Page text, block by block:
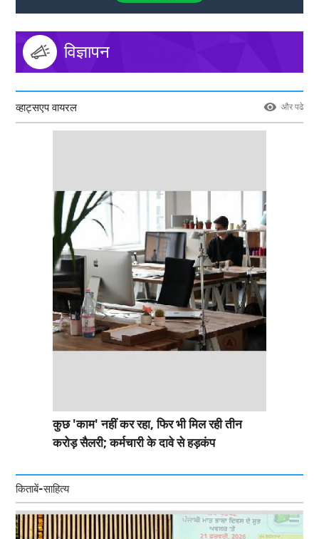
विज्ञापन
व्हाट्सएप वायरल और पढे
कुछ 'काम' नहीं कर रहा, फिर भी मिल रही तीन
करोड़ सैलरी; कर्मचारी के दावे से हड़कंप
किताबें-साहित्य